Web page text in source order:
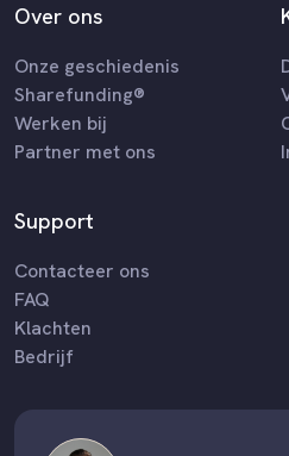
Over ons
Onze geschiedenis
Sharefunding®
Werken bij
Partner met ons
Support
Contacteer ons
FAQ
Klachten
Bedrijf